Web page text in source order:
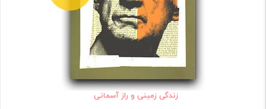
زندگی زمینی و راز آسمانی